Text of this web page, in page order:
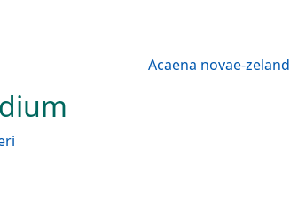
Acaena novae-